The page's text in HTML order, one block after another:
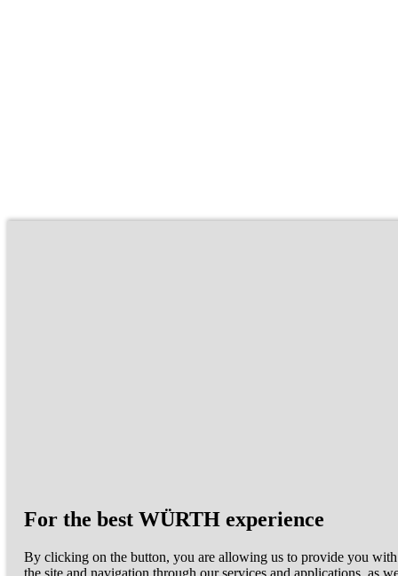
For the best WÜRTH experience
By clicking on the button, you are allowing us to provide you with
the site and navigation through our services and applications, as